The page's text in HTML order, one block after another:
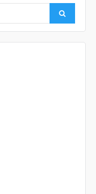
Search